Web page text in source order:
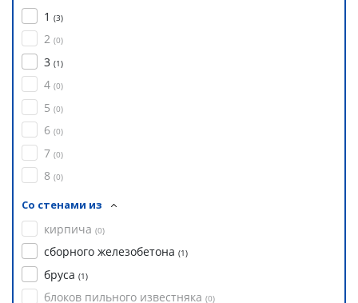
1 (3)
2 (0)
3 (1)
4 (0)
5 (0)
6 (0)
7 (0)
8 (0)
Со стенами из
кирпича (0)
сборного железобетона (1)
бруса (1)
блоков пильного известняка (0)